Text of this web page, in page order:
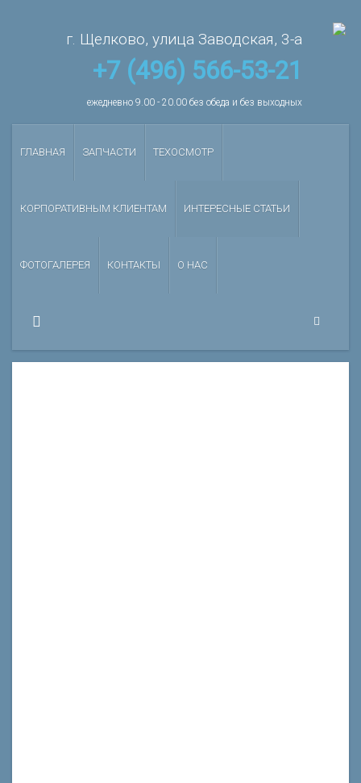
г. Щелково, улица Заводская, 3-а
+7 (496) 566-53-21
ежедневно 9.00 - 20.00 без обеда и без выходных
ГЛАВНАЯ ЗАПЧАСТИ ТЕХОСМОТР
КОРПОРАТИВНЫМ КЛИЕНТАМ ИНТЕРЕСНЫЕ СТАТЬИ
ФОТОГАЛЕРЕЯ КОНТАКТЫ О НАС